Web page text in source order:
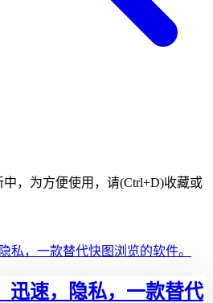
，为方便使用，请(Ctrl+D)收藏或
私，一款替代快图浏览的软件。
迅速，隐私，一款替代